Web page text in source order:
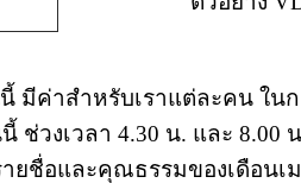
มีค่าสำหรับเราแต่ละคน ใน
วงเวลา 4.30 น. และ 8.00
ยชื่อและคุณธรรมของเดือน